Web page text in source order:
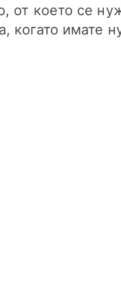
от което се
когато имате